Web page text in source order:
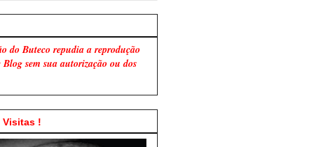
do Buteco repudia a reprodução
Blog sem sua autorização ou dos
Visitas !